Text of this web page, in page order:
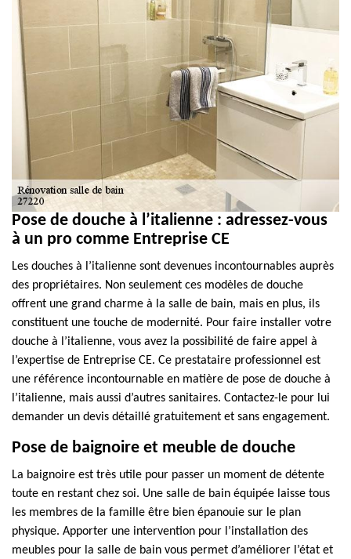
Pose de douche à l’italienne : adressez-vous
à un pro comme Entreprise CE
Les douches à l’italienne sont devenues incontournables auprès
des propriétaires. Non seulement ces modèles de douche
offrent une grand charme à la salle de bain, mais en plus, ils
constituent une touche de modernité. Pour faire installer votre
douche à l’italienne, vous avez la possibilité de faire appel à
l’expertise de Entreprise CE. Ce prestataire professionnel est
une référence incontournable en matière de pose de douche à
l’italienne, mais aussi d’autres sanitaires. Contactez-le pour lui
demander un devis détaillé gratuitement et sans engagement.
Pose de baignoire et meuble de douche
La baignoire est très utile pour passer un moment de détente
toute en restant chez soi. Une salle de bain équipée laisse tous
les membres de la famille être bien épanouie sur le plan
physique. Apporter une intervention pour l’installation des
meubles pour la salle de bain vous permet d’améliorer l’état et